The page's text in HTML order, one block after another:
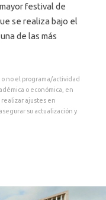
festival de
se realiza bajo el
de las más
no el programa/actividad
o económica, en
ajustes en
su actualización y